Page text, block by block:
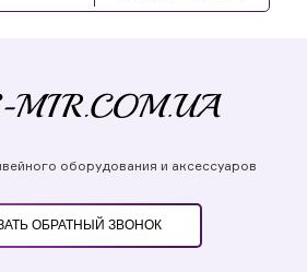
оборудования и аксессуаров
ОБРАТНЫЙ ЗВОНОК